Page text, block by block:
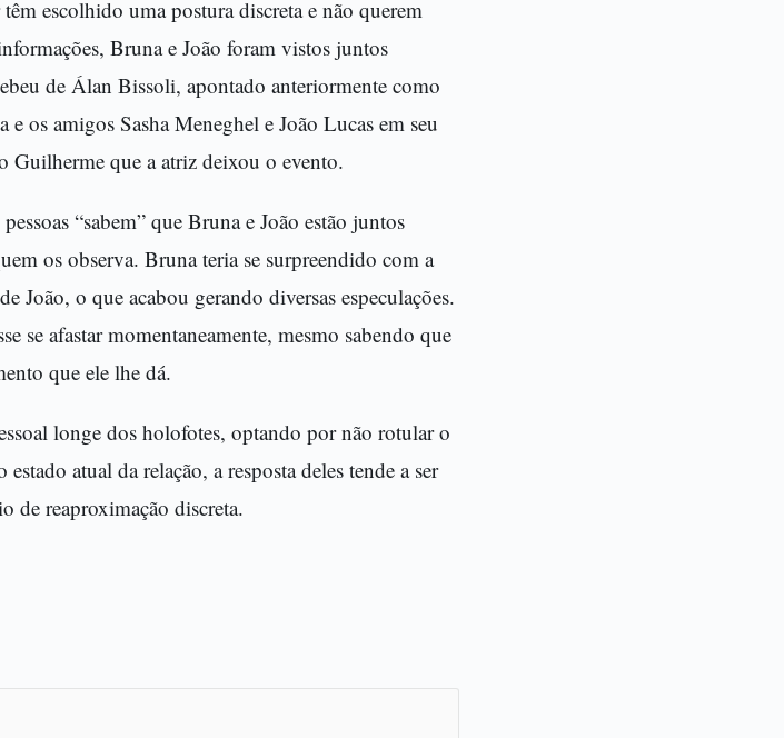
escolhido uma postura discreta e não querem
Bruna e João foram vistos juntos
de Álan Bissoli, apontado anteriormente como
os amigos Sasha Meneghel e João Lucas em seu
Guilherme que a atriz deixou o evento.
“sabem” que Bruna e João estão juntos
os observa. Bruna teria se surpreendido com a
João, o que acabou gerando diversas especulações.
se afastar momentaneamente, mesmo sabendo que
que ele lhe dá.
longe dos holofotes, optando por não rotular o
atual da relação, a resposta deles tende a ser
de reaproximação discreta.